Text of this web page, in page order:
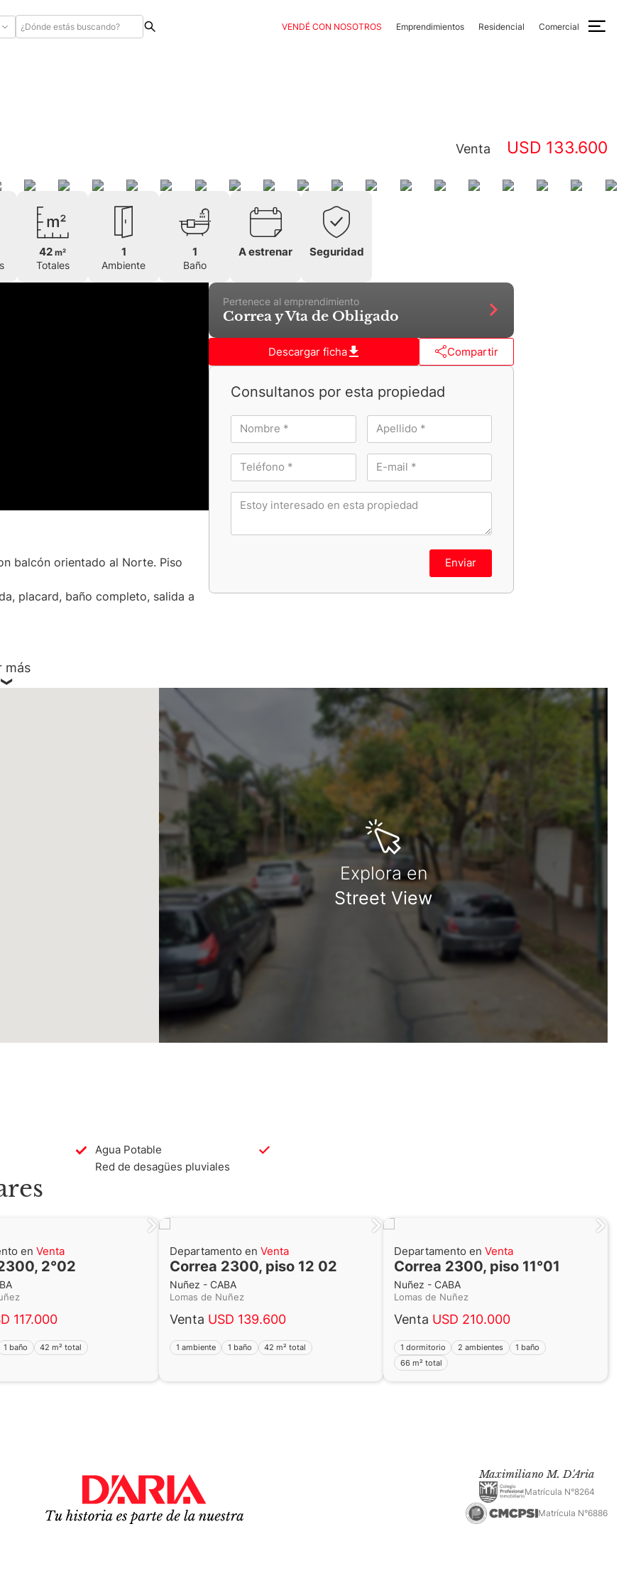
VENDÉ CON NOSOTROS Emprendimientos Residencial Comercial
Venta USD 133.600
42 m²
Totales
1
Ambiente
1
Baño
A estrenar Seguridad
balcón orientado al Norte. Piso
placard, baño completo, salida a
más
Pertenece al emprendimiento
Correa y Vta de Obligado
Descargar ficha Compartir
Consultanos por esta propiedad
Enviar
Explora en
Street View
Agua Potable
Red de desagües pluviales
en Venta
2°02
117.000
1 baño 42 m² total
Departamento en Venta
Correa 2300, piso 12 02
Nuñez - CABA
Lomas de Nuñez
Venta USD 139.600
1 ambiente 1 baño 42 m² total
Departamento en Venta
Correa 2300, piso 11°01
Nuñez - CABA
Lomas de Nuñez
Venta USD 210.000
1 dormitorio 2 ambientes
1 baño
66 m² total
Maximiliano M. D'Aria
Matrícula N°8264
Matrícula N°6886